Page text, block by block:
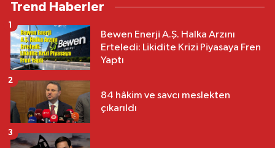
Trend Haberler
Bewen Enerji A.Ş. Halka Arzını
Erteledi: Likidite Krizi Piyasaya Fren
Yaptı
1
84 hâkim ve savcı meslekten
çıkarıldı
2
3